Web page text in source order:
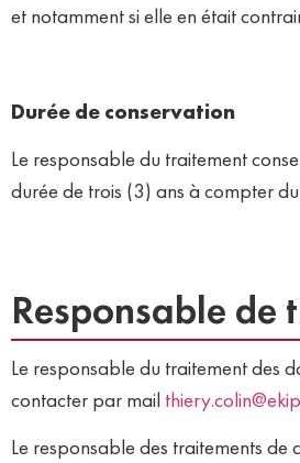
et notamment si elle en était
Durée de conservation
Le responsable du traitement
durée de trois (3) ans à compter
Responsable de
Le responsable du traitement des
contacter par mail
Le responsable des traitements